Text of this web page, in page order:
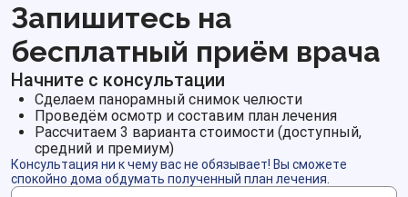
Запишитесь на
бесплатный приём врача
Начните с консультации
Сделаем панорамный снимок челюсти
Проведём осмотр и составим план лечения
Рассчитаем 3 варианта стоимости (доступный,
средний и премиум)
Консультация ни к чему вас не обязывает! Вы сможете
спокойно дома обдумать полученный план лечения.